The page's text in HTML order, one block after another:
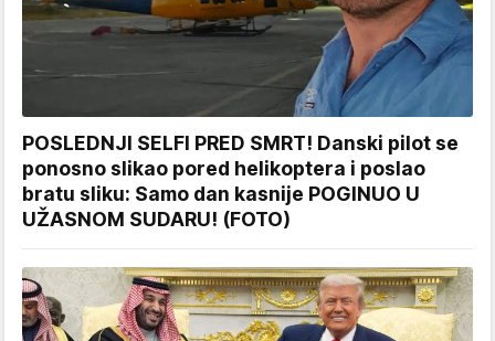
POSLEDNJI SELFI PRED SMRT! Danski pilot se
ponosno slikao pored helikoptera i poslao
bratu sliku: Samo dan kasnije POGINUO U
UŽASNOM SUDARU! (FOTO)